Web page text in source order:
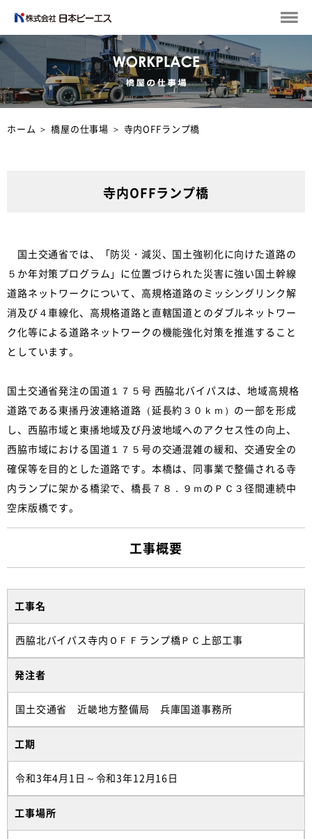
ホーム ＞橋屋の仕事場 ＞ 寺内OFFランプ橋
寺内OFFランプ橋
国土交通省では、「防災・減災、国土強靭化に向けた道路の
５か年対策プログラム」に位置づけられた災害に強い国土幹線
道路ネットワークについて、高規格道路のミッシングリンク解
消及び４車線化、高規格道路と直轄国道とのダブルネットワー
ク化等による道路ネットワークの機能強化対策を推進すること
としています。
国土交通省発注の国道１７５号 西脇北バイパスは、地域高規格
道路である東播丹波連絡道路（延長約３０ｋｍ）の一部を形成
し、西脇市域と東播地域及び丹波地域へのアクセス性の向上、
西脇市域における国道１７５号の交通混雑の緩和、交通安全の
確保等を目的とした道路です。本橋は、同事業で整備される寺
内ランプに架かる橋梁で、橋長７８．９ｍのＰＣ３径間連続中
空床版橋です。
工事概要
工事名
西脇北バイパス寺内ＯＦＦランプ橋ＰＣ上部工事
発注者
国土交通省 近畿地方整備局 兵庫国道事務所
工期
令和3年4月1日～令和3年12月16日
工事場所